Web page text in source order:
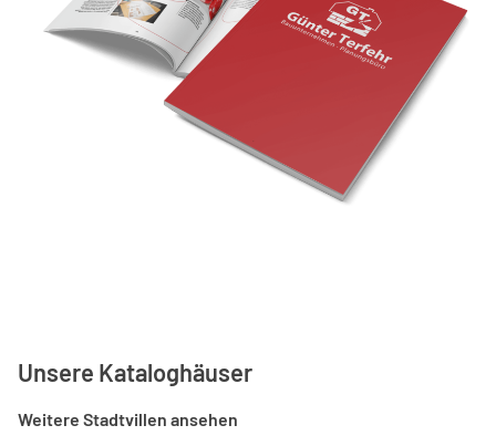
Unsere Kataloghäuser
Weitere Stadtvillen ansehen